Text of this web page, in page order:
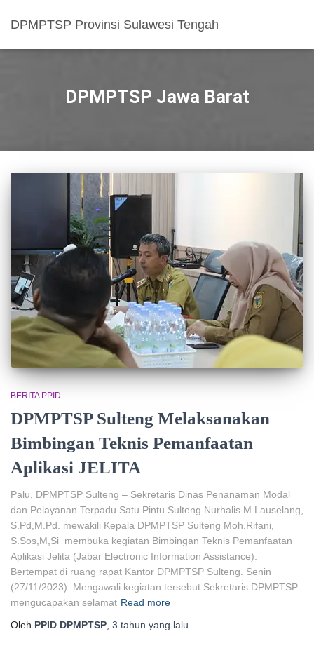
DPMPTSP Provinsi Sulawesi Tengah
DPMPTSP Jawa Barat
BERITA PPID
DPMPTSP Sulteng Melaksanakan
Bimbingan Teknis Pemanfaatan
Aplikasi JELITA
Palu, DPMPTSP Sulteng – Sekretaris Dinas Penanaman Modal
dan Pelayanan Terpadu Satu Pintu Sulteng Nurhalis M.Lauselang,
S.Pd,M.Pd. mewakili Kepala DPMPTSP Sulteng Moh.Rifani,
S.Sos,M,Si membuka kegiatan Bimbingan Teknis Pemanfaatan
Aplikasi Jelita (Jabar Electronic Information Assistance).
Bertempat di ruang rapat Kantor DPMPTSP Sulteng. Senin
(27/11/2023). Mengawali kegiatan tersebut Sekretaris DPMPTSP
mengucapakan selamat Read more
Oleh PPID DPMPTSP 3 tahun yang lalu